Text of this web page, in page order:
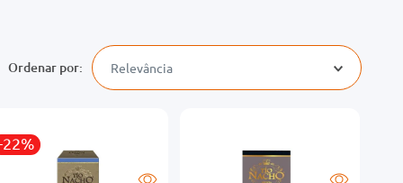
Relevância
22%